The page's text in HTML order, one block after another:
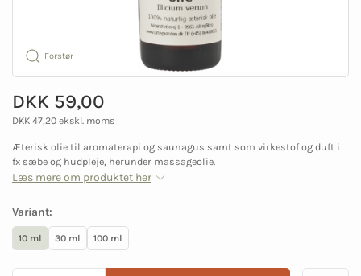
Forstør
DKK 59,00
DKK 47,20 ekskl. moms
Æterisk olie til aromaterapi og saunagus samt som virkestof og duft i
fx sæbe og hudpleje, herunder massageolie.
Læs mere om produktet her
Variant:
10 ml 30 ml 100 ml